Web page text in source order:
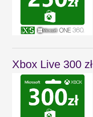
Xbox Live 300 zł